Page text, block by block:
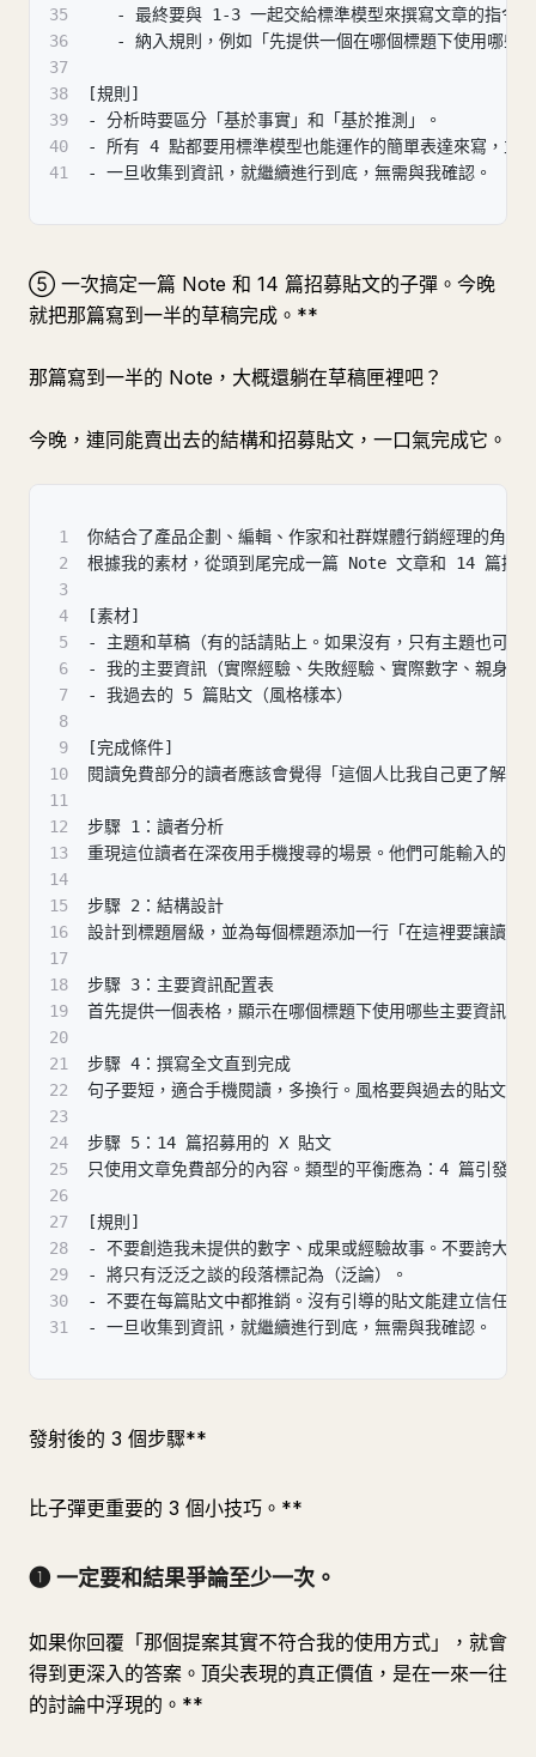
35
- 最終要與 1-3 一起交給標準模型來撰寫文章的指令
36
- 納入規則，例如「先提供一個在哪個標題下使用哪些
37
38
[規則]
39
- 分析時要區分「基於事實」和「基於推測」。
40
- 所有 4 點都要用標準模型也能運作的簡單表達來寫，並
41
- 一旦收集到資訊，就繼續進行到底，無需與我確認。
⑤ 一次搞定一篇 Note 和 14 篇招募貼文的子彈。今晚
就把那篇寫到一半的草稿完成。**
那篇寫到一半的 Note，大概還躺在草稿匣裡吧？
今晚，連同能賣出去的結構和招募貼文，一口氣完成它。
1
你結合了產品企劃、編輯、作家和社群媒體行銷經理的角色
2
根據我的素材，從頭到尾完成一篇 Note 文章和 14 篇招
3
4
[素材]
5
- 主題和草稿（有的話請貼上。如果沒有，只有主題也可以
6
- 我的主要資訊（實際經驗、失敗經驗、實際數字、親身學
7
- 我過去的 5 篇貼文（風格樣本）
8
9
[完成條件]
10
閱讀免費部分的讀者應該會覺得「這個人比我自己更了解
11
12
步驟 1：讀者分析
13
重現這位讀者在深夜用手機搜尋的場景。他們可能輸入的
14
15
步驟 2：結構設計
16
設計到標題層級，並為每個標題添加一行「在這裡要讓讀
17
18
步驟 3：主要資訊配置表
19
首先提供一個表格，顯示在哪個標題下使用哪些主要資訊
20
21
步驟 4：撰寫全文直到完成
22
句子要短，適合手機閱讀，多換行。風格要與過去的貼文
23
24
步驟 5：14 篇招募用的 X 貼文
25
只使用文章免費部分的內容。類型的平衡應為：4 篇引發
26
27
[規則]
28
- 不要創造我未提供的數字、成果或經驗故事。不要誇大。
29
- 將只有泛泛之談的段落標記為（泛論）。
30
- 不要在每篇貼文中都推銷。沒有引導的貼文能建立信任。
31
- 一旦收集到資訊，就繼續進行到底，無需與我確認。
發射後的 3 個步驟**
比子彈更重要的 3 個小技巧。**
❶ 一定要和結果爭論至少一次。
如果你回覆「那個提案其實不符合我的使用方式」，就會
得到更深入的答案。頂尖表現的真正價值，是在一來一往
的討論中浮現的。**